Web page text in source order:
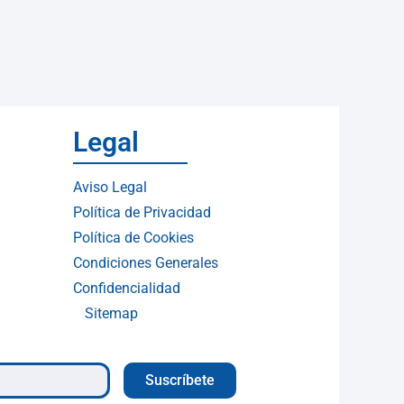
Legal
Aviso Legal
Política de Privacidad
Política de Cookies
Condiciones Generales
Confidencialidad
Sitemap
Suscríbete